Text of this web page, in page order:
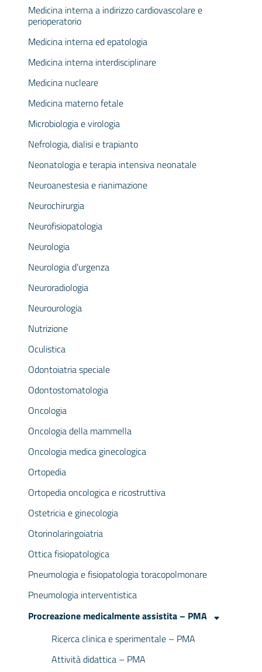
Medicina interna a indirizzo cardiovascolare e
perioperatorio
Medicina interna ed epatologia
Medicina interna interdisciplinare
Medicina nucleare
Medicina materno fetale
Microbiologia e virologia
Nefrologia, dialisi e trapianto
Neonatologia e terapia intensiva neonatale
Neuroanestesia e rianimazione
Neurochirurgia
Neurofisiopatologia
Neurologia
Neurologia d’urgenza
Neuroradiologia
Neurourologia
Nutrizione
Oculistica
Odontoiatria speciale
Odontostomatologia
Oncologia
Oncologia della mammella
Oncologia medica ginecologica
Ortopedia
Ortopedia oncologica e ricostruttiva
Ostetricia e ginecologia
Otorinolaringoiatria
Ottica fisiopatologica
Pneumologia e fisiopatologia toracopolmonare
Pneumologia interventistica
Procreazione medicalmente assistita – PMA
Ricerca clinica e sperimentale – PMA
Attività didattica – PMA